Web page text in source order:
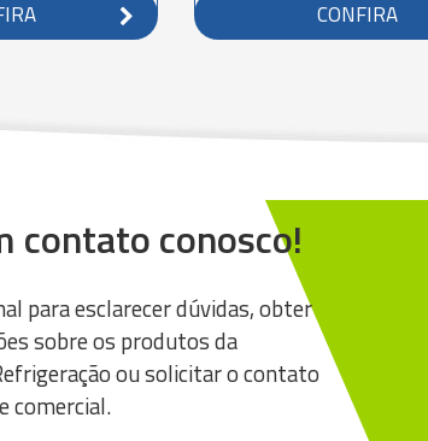
CONFIRA
contato conosco!
para esclarecer dúvidas, obter
sobre os produtos da
ou solicitar o contato
comercial.